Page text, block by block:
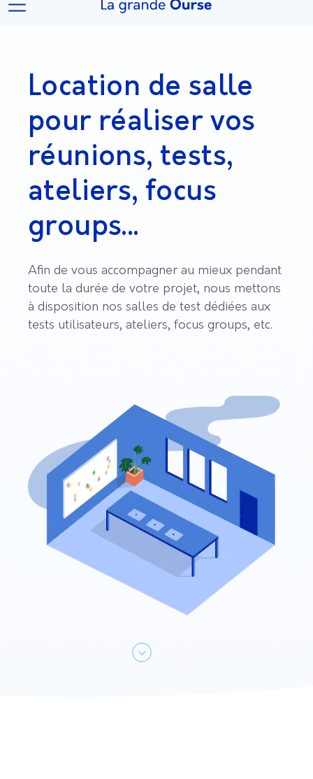
Location de salle
pour réaliser vos
réunions, tests,
ateliers, focus
groups…
Afin de vous accompagner au mieux pendant
toute la durée de votre projet, nous mettons
à disposition nos salles de test dédiées aux
tests utilisateurs, ateliers, focus groups, etc.